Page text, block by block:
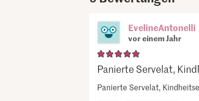
EvelineAntonelli
vor einem Jahr
Panierte Servelat,
Panierte Servelat,